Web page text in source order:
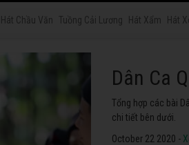
Hát Chầu Văn Tuồng Cải Lương Hát Xẩm Hát
Hát Chầu
Tuyển tập các ca
thể không nghe thử.
October 22 2020 -